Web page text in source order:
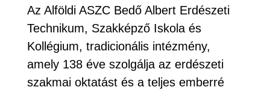
Az Alföldi ASZC Bedő Albert Erdészeti
Technikum, Szakképző Iskola és
Kollégium, tradicionális intézmény,
amely 138 éve szolgálja az erdészeti
szakmai oktatást és a teljes emberré